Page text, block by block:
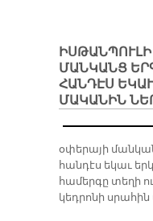
ՄԱՆԿԱՆՑ
ՀԱՆԴԷՍ
ՄԱԿԱՆԻՆ
օփերայի
հանդէս եկաւ
համերգը տեղի
կեդրոնի սրահին